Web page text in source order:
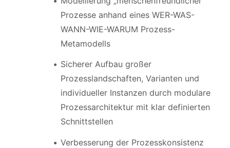
Prozesse anhand eines WER-WAS-
WANN-WIE-WARUM Prozess-
Metamodells
Sicherer Aufbau großer
Prozesslandschaften, Varianten und
individueller Instanzen durch modulare
Prozessarchitektur mit klar definierten
Schnittstellen
Verbesserung der Prozesskonsistenz